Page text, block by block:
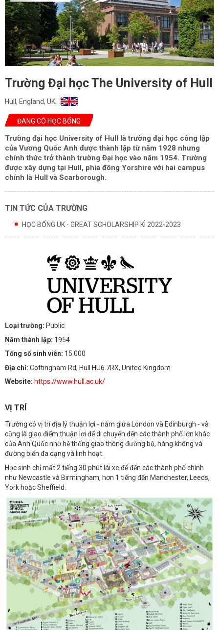
Trường Đại học The University of Hull
Hull, England, UK.
ĐANG CÓ HỌC BỔNG
Trường đại học University of Hull là trường đại học công lập
của Vương Quốc Anh được thành lập từ năm 1928 nhưng
chính thức trở thành trường Đại học vào năm 1954. Trường
được xây dựng tại Hull, phía đông Yorshire với hai campus
chính là Hull và Scarborough.
TIN TỨC CỦA TRƯỜNG
HỌC BỔNG UK - GREAT SCHOLARSHIP KÌ 2022-2023
Loại trường: Public
Năm thành lập: 1954
Tổng số sinh viên: 15.000
Địa chỉ: Cottingham Rd, Hull HU6 7RX, United Kingdom
Website: https://www.hull.ac.uk/
VỊ TRÍ
Trường có vị trí địa lý thuận lợi - nằm giữa London và Edinburgh - và
cũng là giao điểm thuận lợi để di chuyển đến các thành phố lớn khác
của Anh Quốc nhờ hệ thống giao thông đường bộ, hàng không và
đường biển đa dạng và linh hoạt.
Học sinh chỉ mất 2 tiếng 30 phút lái xe để đến các thành phố chính
như Newcastle và Birmingham, hơn 1 tiếng đến Manchester, Leeds,
York hoặc Sheffield.